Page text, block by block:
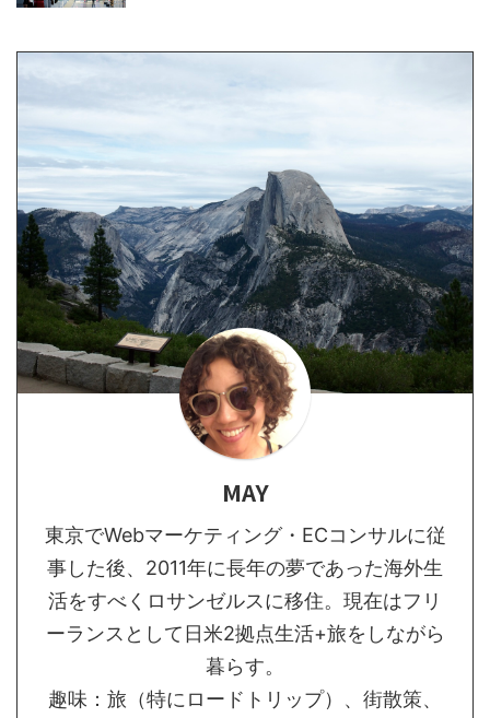
MAY
東京でWebマーケティング・ECコンサルに従
事した後、2011年に長年の夢であった海外生
活をすべくロサンゼルスに移住。現在はフリ
ーランスとして日米2拠点生活+旅をしながら
暮らす。
趣味：旅（特にロードトリップ）、街散策、